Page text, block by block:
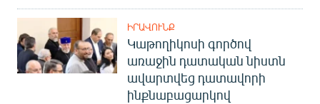
ԻՐԱՎՈՒՆՔ
Կաթողիկոսի գործով
առաջին դատական նիստն
ավարտվեց դատավորի
ինքնաբացարկով